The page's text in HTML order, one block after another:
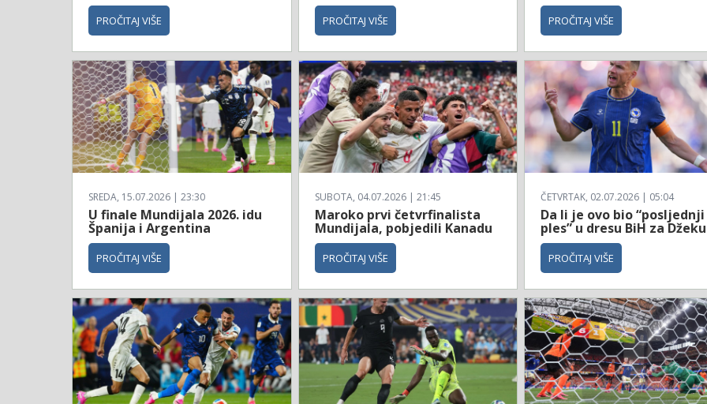
PROČITAJ VIŠE PROČITAJ VIŠE PROČITAJ VIŠE
SREDA, 15.07.2026 | 23:30
U finale Mundijala 2026. idu
Španija i Argentina
PROČITAJ VIŠE
SUBOTA, 04.07.2026 | 21:45
Maroko prvi četvrfinalista
Mundijala, pobjedili Kanadu
PROČITAJ VIŠE
ČETVRTAK, 02.07.2026 | 05:04
Da li je ovo bio “posljednji
ples” u dresu BiH za Džeku
PROČITAJ VIŠE